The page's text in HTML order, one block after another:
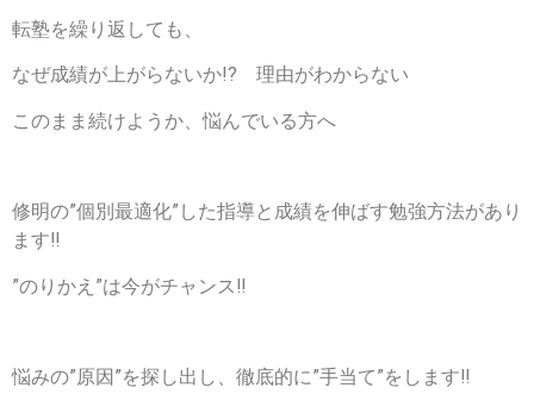
転塾を繰り返しても、
なぜ成績が上がらないか!? 理由がわからない
このまま続けようか、悩んでいる方へ
修明の”個別最適化”した指導 と 成績を伸ばす勉強方法があり
ます‼
”のりかえ”は今がチャンス‼
悩みの”原因”を探し出し、徹底的に”手当て”をします‼